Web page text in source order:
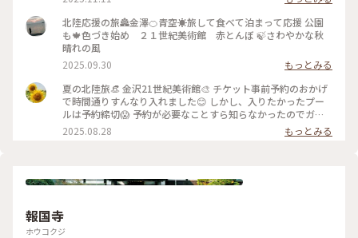
の表現に 焦点を当てて、文字が持つ可能性を 絵画、版画、
書、陶芸、映像など 様々な形式の作品を通して探求していま
す。 文字に関して多角的な視点から見た作品の数々、 こうい
う見方もあるんだ！と とても興味深かったです✨ また、
『SIDE CORE Living road, Living space / 生きている道、生き
るための場所』も鑑賞。 これは、アートチームSIDE COREの
展覧会で、 「道」や「移動」をテーマに、 ストリートカルチ
ャーの視点から 「異なる場所をつなぐ表現」、 「生きるため
の場所」を 美術館の中に創出することを目指しているそう✨
様々な角度から道や移動を見ている作品、 一体感もあってと
っても面白かったです！ 一日中いても楽しめる とっても素敵
所』 2025年10月18日(土) - 2026年3月15日(日) #金沢21世紀
#SIDECORELivingroadLivingspace/生きている道生きるため
北陸応援の旅🏯金澤🍊青空☀️旅して食べて泊まって応援 公園
も🍁色づき始め ２１世紀美術館 赤とんぼ 🍃さわやかな秋
晴れの風
2025.09.30
もっとみる
夏の北陸旅👒 金沢21世紀美術館🎨‎ チケット事前予約のおかげ
で時間通りすんなり入れました😊 しかし、入りたかったプー
ルは予約締切😱 予約が必要なことすら知らなかったのでガッ
カリ💧 そうですよね、人気の美術館ですものね… そして雨の
ため、屋外でプールを上から覗くのも中止になっていました💧
み、上から覗くプールが見られるようになり急いで見学！ も
わいいラビットチェアや、憧れのアルネ・ヤコブセンデザイン
のアントチェアやスワンチェアに座れたのも満足✨ 女子トイレ
2025.08.28 もっとみる
報国寺
ホウコクジ